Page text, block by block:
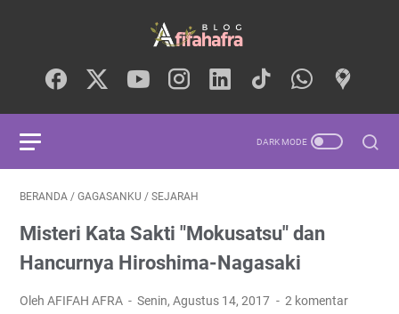
BERANDA / GAGASANKU / SEJARAH
Misteri Kata Sakti "Mokusatsu" dan
Hancurnya Hiroshima-Nagasaki
Oleh AFIFAH AFRA Senin, Agustus 14, 2017 2 komentar